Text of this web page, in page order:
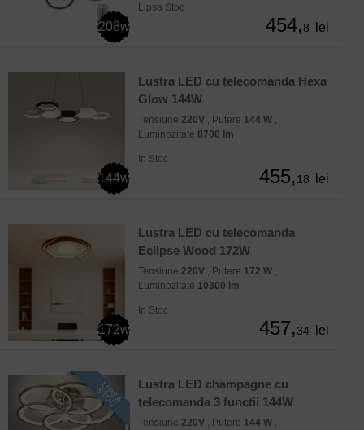
208w
Lipsa Stoc
454,8 lei
144w
Lustra LED cu telecomanda Hexa
Glow 144W
Tensiune 220V , Putere 144 W ,
Luminozitate 8700 lm
In Stoc
455,18 lei
172w
Lustra LED cu telecomanda
Eclipse Wood 172W
Tensiune 220V , Putere 172 W ,
Luminozitate 10300 lm
In Stoc
457,34 lei
Lustra LED champagne cu
telecomanda 3 functii 144W
Tensiune 220V , Putere 144 W ,